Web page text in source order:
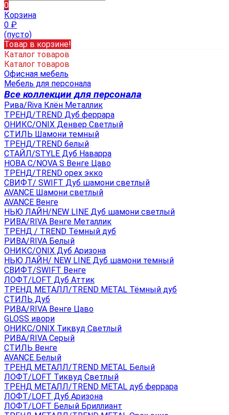
0
Корзина
0 ₽
(пусто)
Товар в корзине!
Каталог товаров
Каталог товаров
Офисная мебель
Мебель для персонала
Все коллекции для персонала
Рива/Riva Клён Металлик
ТРЕНД/TREND Дуб феррара
ОНИКС/ONIX Денвер Светлый
СТИЛЬ Шамони темный
ТРЕНД/TREND белый
СТАЙЛ/STYLE Дуб Наварра
НОВА С/NOVA S Венге Цаво
ТРЕНД/TREND орех экко
СВИФТ/ SWIFT Дуб шамони светлый
AVANCE Шамони светлый
AVANCE Венге
НЬЮ ЛАЙН/NEW LINE Дуб шамони светлый
РИВА/RIVA Венге Металлик
TРЕНД / TREND Тёмный дуб
РИВА/RIVA Белый
ОНИКС/ONIX Дуб Аризона
НЬЮ ЛАЙН/ NEW LINE Дуб шамони темный
СВИФТ/SWIFT Венге
ЛОФТ/LOFT Дуб Аттик
ТРЕНД МЕТАЛЛ/TREND METAL Тёмный дуб
СТИЛЬ Дуб
РИВА/RIVA Венге Цаво
GLOSS ивори
ОНИКС/ONIX Тиквуд Светлый
РИВА/RIVA Серый
СТИЛЬ Венге
AVANСE Белый
ТРЕНД МЕТАЛЛ/TREND METAL Белый
ЛОФТ/LOFT Тиквуд Светлый
ТРЕНД МЕТАЛЛ/TREND METAL дуб феррара
ЛОФТ/LOFT Дуб Аризона
ЛОФТ/LOFT Белый Бриллиант